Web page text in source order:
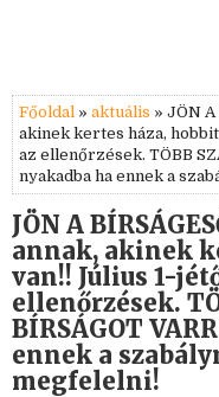
Főoldal » aktuális » JÖN
akinek kertes háza,
az ellenőrzések. TÖBB
nyakadba ha ennek a
JÖN A
annak, akinek
van!! Július 1-
ellenőrzések.
BÍRSÁGOT
ennek a
megfelelni!